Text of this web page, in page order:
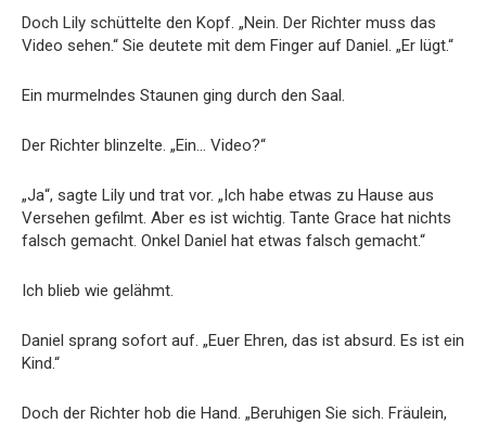
Doch Lily schüttelte den Kopf. „Nein. Der Richter muss das
Video sehen.“ Sie deutete mit dem Finger auf Daniel. „Er lügt.“
Ein murmelndes Staunen ging durch den Saal.
Der Richter blinzelte. „Ein… Video?“
„Ja“, sagte Lily und trat vor. „Ich habe etwas zu Hause aus
Versehen gefilmt. Aber es ist wichtig. Tante Grace hat nichts
falsch gemacht. Onkel Daniel hat etwas falsch gemacht.“
Ich blieb wie gelähmt.
Daniel sprang sofort auf. „Euer Ehren, das ist absurd. Es ist ein
Kind.“
Doch der Richter hob die Hand. „Beruhigen Sie sich. Fräulein,